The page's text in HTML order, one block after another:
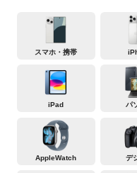
スマホ・携帯
iPad パ
AppleWatch デ